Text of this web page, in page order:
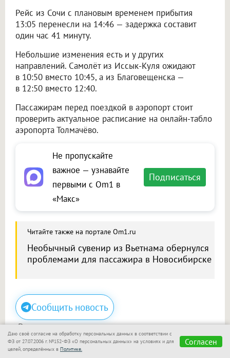
Рейс из Сочи с плановым временем прибытия
13:05 перенесли на 14:46 — задержка составит
один час 41 минуту.
Небольшие изменения есть и у других
направлений. Самолёт из Иссык-Куля ожидают
в 10:50 вместо 10:45, а из Благовещенска —
в 12:50 вместо 12:40.
Пассажирам перед поездкой в аэропорт стоит
проверить актуальное расписание на онлайн-табло
аэропорта Толмачёво.
Не пропускайте
важное — узнавайте
первыми с Om1 в
«Макс»
Подписаться
Читайте также на портале Om1.ru
Необычный сувенир из Вьетнама обернулся
проблемами для пассажира в Новосибирске
Сообщить новость
Размещение рекламы
Макс Телеграм
Даю своё согласие на обработку персональных данных в соответствии с
ФЗ от 27.07.2006 г. №152-ФЗ «О персональных данных» на условиях и для
целей, определённых в Политике.
Согласен